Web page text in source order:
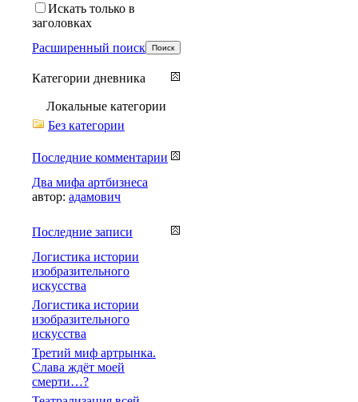
Искать только в
заголовках
Расширенный поиск
Категории дневника
Локальные категории
Без категории
Последние комментарии
Два мифа артбизнеса
автор: адамович
Последние записи
Логистика истории
изобразительного
искусства
Логистика истории
изобразительного
искусства
Третий миф артрынка.
Слава ждёт моей
смерти…?